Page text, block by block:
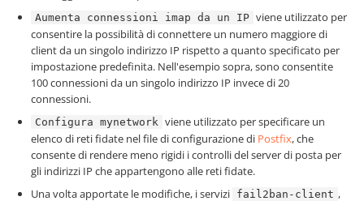
Aumenta connessioni imap da un IP viene utilizzato per
consentire la possibilità di connettere un numero maggiore di
client da un singolo indirizzo IP rispetto a quanto specificato per
impostazione predefinita. Nell'esempio sopra, sono consentite
100 connessioni da un singolo indirizzo IP invece di 20
connessioni.
Configura mynetwork viene utilizzato per specificare un
elenco di reti fidate nel file di configurazione di Postfix, che
consente di rendere meno rigidi i controlli del server di posta per
gli indirizzi IP che appartengono alle reti fidate.
Una volta apportate le modifiche, i servizi fail2ban-client ,